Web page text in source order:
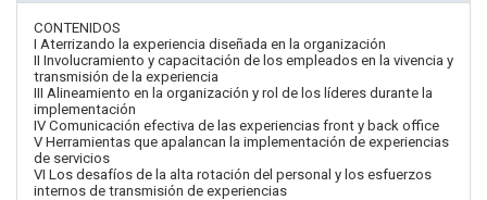
CONTENIDOS
I Aterrizando la experiencia diseñada en la organización
II Involucramiento y capacitación de los empleados en la vivencia y
transmisión de la experiencia
III Alineamiento en la organización y rol de los líderes durante la
implementación
IV Comunicación efectiva de las experiencias front y back office
V Herramientas que apalancan la implementación de experiencias
de servicios
VI Los desafíos de la alta rotación del personal y los esfuerzos
internos de transmisión de experiencias